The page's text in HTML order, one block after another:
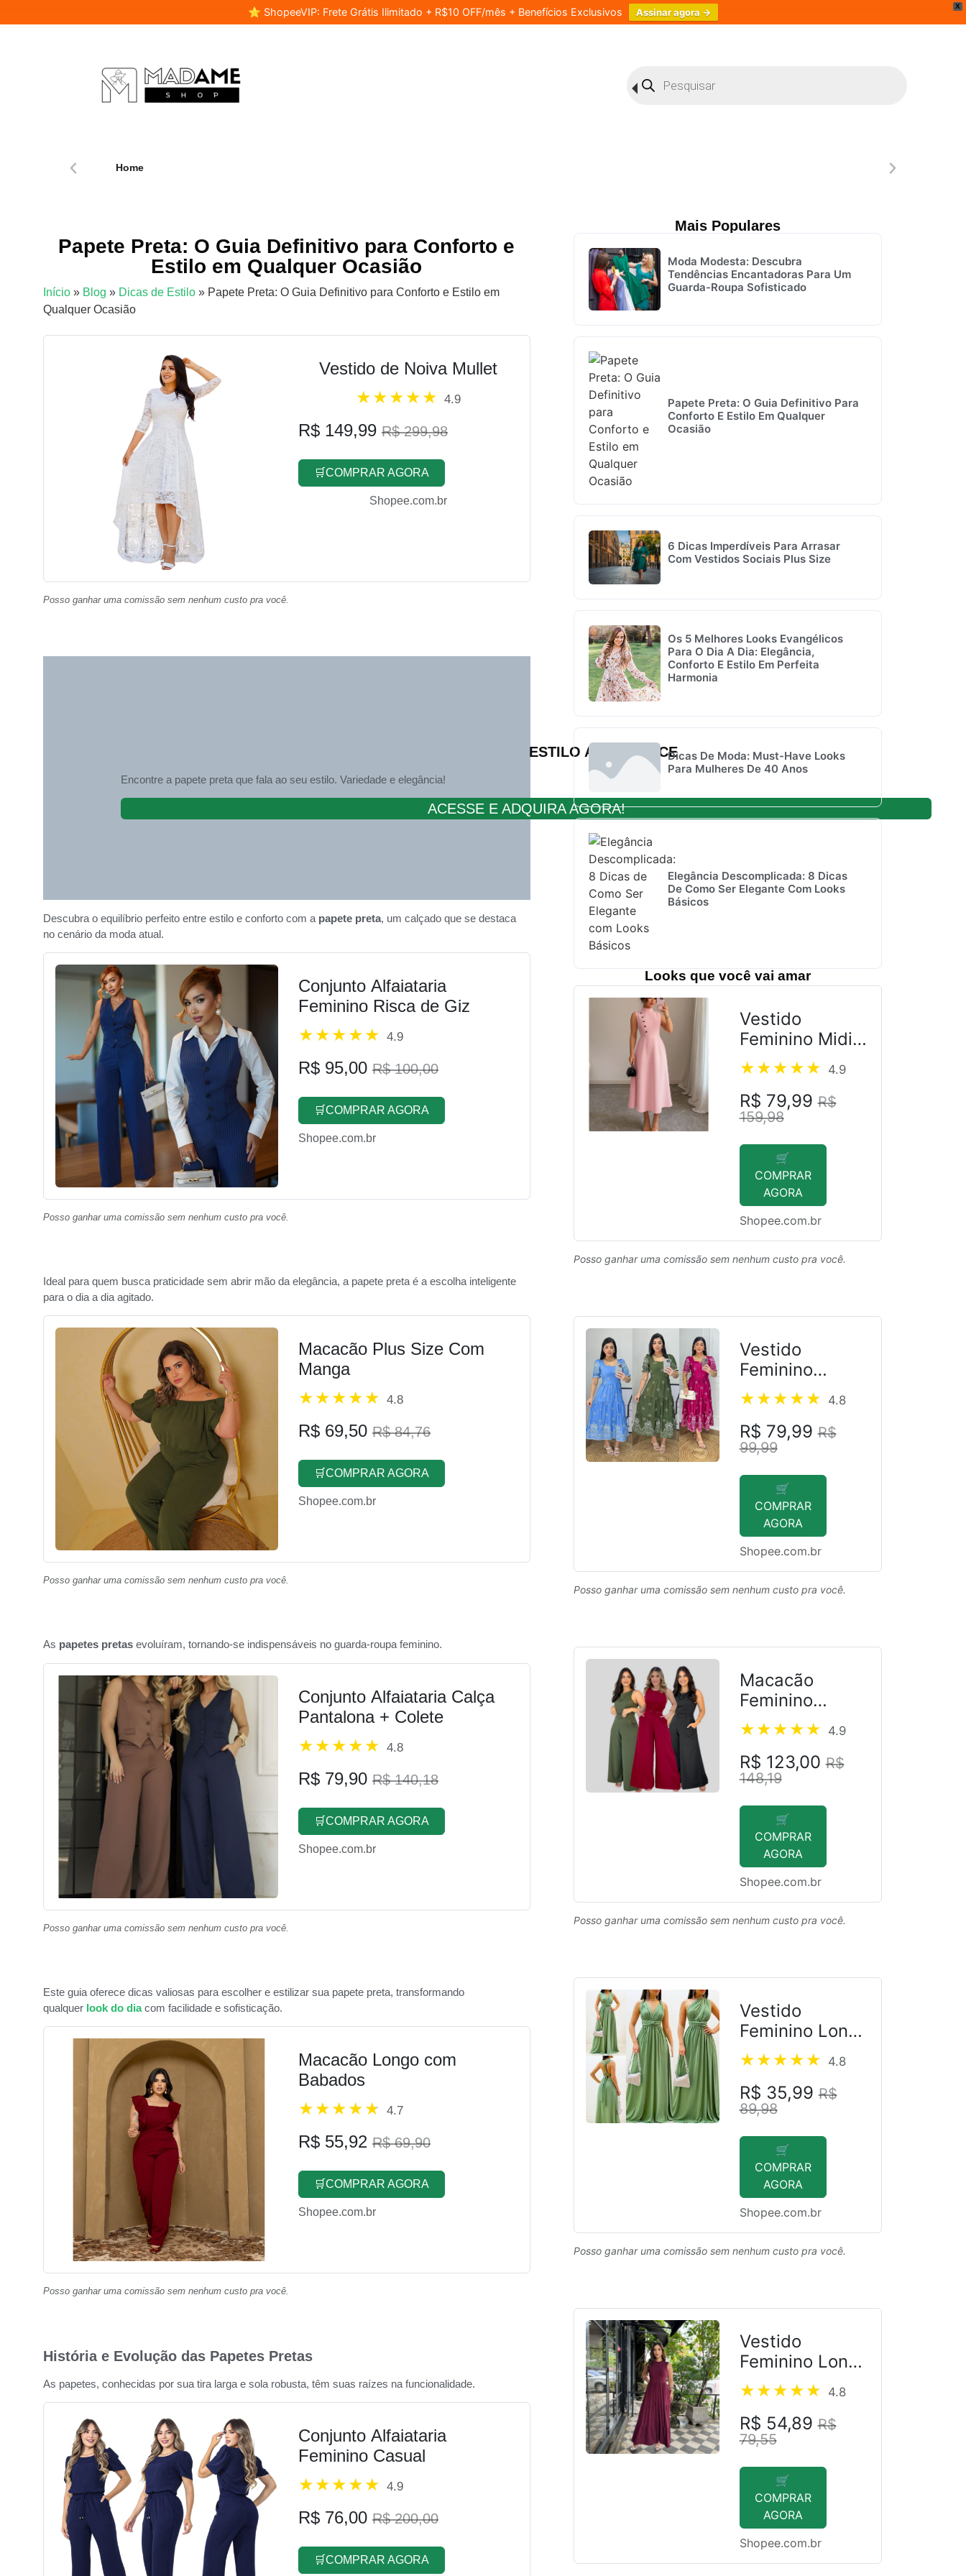
X
⭐ ShopeeVIP: Frete Grátis Ilimitado + R$10 OFF/mês + Benefícios Exclusivos Assinar agora →
Home Lançamentos
Papete Preta: O Guia Definitivo para Conforto e
Estilo em Qualquer Ocasião
Início » Blog » Dicas de Estilo » Papete Preta: O Guia Definitivo para Conforto e Estilo em
Qualquer Ocasião
Vestido de Noiva Mullet
4.9
R$ 149,99 R$ 299,98
🛒COMPRAR AGORA
Shopee.com.br
Posso ganhar uma comissão sem nenhum custo pra você.
ESTILO AO ALCANCE
Encontre a papete preta que fala ao seu estilo. Variedade e elegância!
ACESSE E ADQUIRA AGORA!
Descubra o equilíbrio perfeito entre estilo e conforto com a papete preta, um calçado que se destaca
no cenário da moda atual.
Conjunto Alfaiataria
Feminino Risca de Giz
4.9
R$ 95,00 R$ 100,00
🛒COMPRAR AGORA
Shopee.com.br
Posso ganhar uma comissão sem nenhum custo pra você.
Ideal para quem busca praticidade sem abrir mão da elegância, a papete preta é a escolha inteligente
para o dia a dia agitado.
Macacão Plus Size Com
Manga
4.8
R$ 69,50 R$ 84,76
🛒COMPRAR AGORA
Shopee.com.br
Posso ganhar uma comissão sem nenhum custo pra você.
As papetes pretas evoluíram, tornando-se indispensáveis no guarda-roupa feminino.
Conjunto Alfaiataria Calça
Pantalona + Colete
4.8
R$ 79,90 R$ 140,18
🛒COMPRAR AGORA
Shopee.com.br
Posso ganhar uma comissão sem nenhum custo pra você.
Este guia oferece dicas valiosas para escolher e estilizar sua papete preta, transformando
qualquer look do dia com facilidade e sofisticação.
Macacão Longo com
Babados
4.7
R$ 55,92 R$ 69,90
🛒COMPRAR AGORA
Shopee.com.br
Posso ganhar uma comissão sem nenhum custo pra você.
História e Evolução das Papetes Pretas
As papetes, conhecidas por sua tira larga e sola robusta, têm suas raízes na funcionalidade.
Conjunto Alfaiataria
Feminino Casual
4.9
R$ 76,00 R$ 200,00
🛒COMPRAR AGORA
Mais Populares
Moda Modesta: Descubra
Tendências Encantadoras Para Um
Guarda-Roupa Sofisticado
Papete Preta: O Guia Definitivo Para
Conforto E Estilo Em Qualquer
Ocasião
6 Dicas Imperdíveis Para Arrasar
Com Vestidos Sociais Plus Size
Os 5 Melhores Looks Evangélicos
Para O Dia A Dia: Elegância,
Conforto E Estilo Em Perfeita
Harmonia
Dicas De Moda: Must-Have Looks
Para Mulheres De 40 Anos
Elegância Descomplicada: 8 Dicas
De Como Ser Elegante Com Looks
Básicos
Looks que você vai amar
Vestido
Feminino Midi
Alfaiataria
4.9
R$ 79,99R$
159,98
🛒
COMPRAR
AGORA
Shopee.com.br
Posso ganhar uma comissão sem nenhum custo pra você.
Vestido
Feminino
Elegante
Estampado4.8
R$ 79,99R$
99,99
🛒
COMPRAR
AGORA
Shopee.com.br
Posso ganhar uma comissão sem nenhum custo pra você.
Macacão
Feminino
Pantalona
4.9
R$ 123,00R$
148,19
🛒
COMPRAR
AGORA
Shopee.com.br
Posso ganhar uma comissão sem nenhum custo pra você.
Vestido
Feminino Longo
MultiFormas4.8
R$ 35,99R$
89,98
🛒
COMPRAR
AGORA
Shopee.com.br
Posso ganhar uma comissão sem nenhum custo pra você.
Vestido
Feminino Longo
Suede
4.8
R$ 54,89R$
79,55
🛒
COMPRAR
AGORA
Shopee.com.br